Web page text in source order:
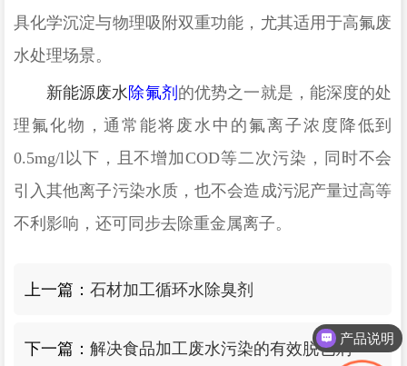
具化学沉淀与物理吸附双重功能，尤其适用于高氟废
水处理场景。
新能源废水 除氟剂 的优势之一就是，能深度的处
理氟化物，通常能将废水中的氟离子浓度降低到
0.5mg/l以下，且不增加COD等二次污染 ，
同时不会
引入其他离子污染水质，也不会造成污泥产量过高等
不利影响 ， 还可同步去除重金属离子。
上一篇：石材加工循环水除臭剂
下一篇：解决食品加工废水污染的有效脱色剂
产品说明
产品报价